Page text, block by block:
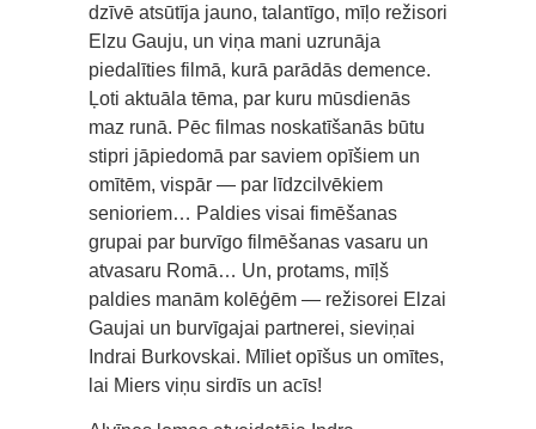
dzīvē atsūtīja jauno, talantīgo, mīļo režisori
Elzu Gauju, un viņa mani uzrunāja
piedalīties filmā, kurā parādās demence.
Ļoti aktuāla tēma, par kuru mūsdienās
maz runā. Pēc filmas noskatīšanās būtu
stipri jāpiedomā par saviem opīšiem un
omītēm, vispār — par līdzcilvēkiem
senioriem… Paldies visai fimēšanas
grupai par burvīgo filmēšanas vasaru un
atvasaru Romā… Un, protams, mīļš
paldies manām kolēģēm — režisorei Elzai
Gaujai un burvīgajai partnerei, sieviņai
Indrai Burkovskai. Mīliet opīšus un omītes,
lai Miers viņu sirdīs un acīs!